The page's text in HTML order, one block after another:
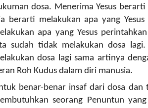
dosa. Menerima Yesus
berarti melakukan apa yang
apa yang Yesus
sudah tidak melakukan dosa
dosa lagi sama artinya
Roh Kudus dalam diri manusia.
benar-benar insaf dari dosa dan
seorang Penuntun